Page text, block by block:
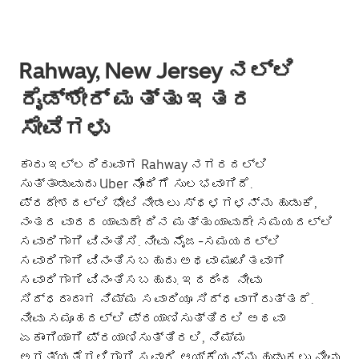
Rahway, New Jersey ನಲ್ಲಿ
ರೈಡ್‌ಶೇರ್ ಮತ್ತು ಇತರ
ಸೇವೆಗಳು
ಕಾರು ಇಲ್ಲದಿರುವಾಗ Rahway ನಗರದಲ್ಲಿ
ಸುತ್ತಾಡುವುದು Uber ನೊಂದಿಗೆ ಸುಲಭವಾಗಿದೆ.
ಪ್ರದೇಶದಲ್ಲಿ ಭೇಟಿ ನೀಡಲು ಸ್ಥಳಗಳನ್ನು ಹುಡುಕಿ,
ನಂತರ ವಾರದ ಯಾವುದೇ ದಿನ ಮತ್ತು ಯಾವುದೇ ಸಮಯದಲ್ಲಿ
ಸವಾರಿಗಾಗಿ ವಿನಂತಿಸಿ. ನೀವು ನೈಜ-ಸಮಯದಲ್ಲಿ
ಸವಾರಿಗಾಗಿ ವಿನಂತಿಸಬಹುದು ಅಥವಾ ಮುಂಚಿತವಾಗಿ
ಸವಾರಿಗಾಗಿ ವಿನಂತಿಸಬಹುದು. ಇದರಿಂದ ನೀವು
ಸಿದ್ಧರಾದಾಗ ನಿಮ್ಮ ಸವಾರಿಯೂ ಸಿದ್ಧವಾಗಿರುತ್ತದೆ.
ನೀವು ಸಮೂಹದಲ್ಲಿ ಪ್ರಯಾಣಿಸುತ್ತಿರಲಿ ಅಥವಾ
ಏಕಾಂಗಿಯಾಗಿ ಪ್ರಯಾಣಿಸುತ್ತಿರಲಿ, ನಿಮ್ಮ